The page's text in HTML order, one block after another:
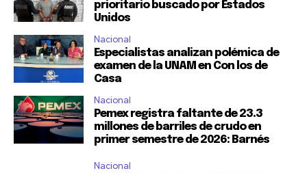
prioritario buscado por Estados
Unidos
Nacional
Especialistas analizan polémica de
examen de la UNAM en Con los de
Casa
Nacional
Pemex registra faltante de 23.3
millones de barriles de crudo en
primer semestre de 2026: Barnés
Nacional